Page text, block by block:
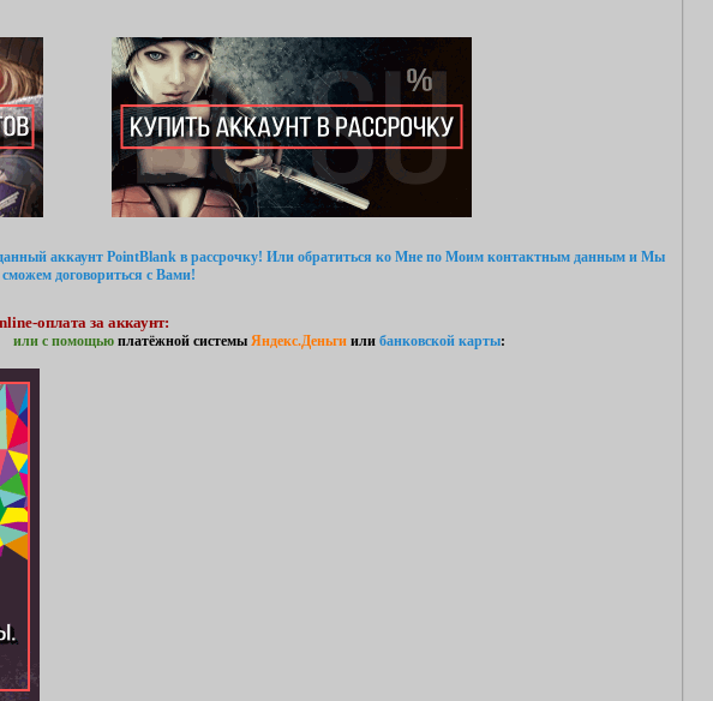
аккаунт PointBlank в рассрочку! Или обратиться ко Мне по Моим контактным данным и Мы
сможем договориться с Вами!
оплата за аккаунт:
или с помощью платёжной системы Яндекс.Деньги или банковской карты: